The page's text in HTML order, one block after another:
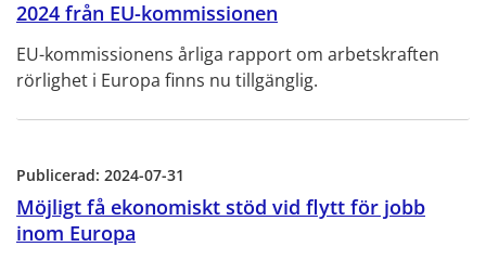
2024 från EU-kommissionen
EU-kommissionens årliga rapport om arbetskraften
rörlighet i Europa finns nu tillgänglig.
Publicerad: 2024-07-31
Möjligt få ekonomiskt stöd vid flytt för jobb
inom Europa